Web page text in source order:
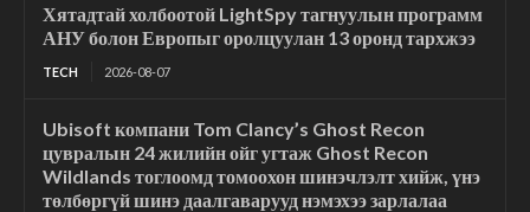
Хятадтай холбоотой LightSpy тагнуулын программ
АНУ болон Европыг оролцуулан 13 оронд тархжээ
TECH 2026-08-07
Ubisoft компани Tom Clancy’s Ghost Recon
цувралын 24 жилийн ойг угтаж Ghost Recon
Wildlands тоглоомд томоохон шинэчлэлт хийж, үнэ
төлбөргүй шинэ даалгаварууд нэмэхээ зарлалаа